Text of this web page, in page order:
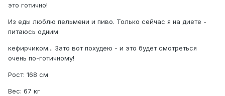
это готично!
Из еды люблю пельмени и пиво. Только сейчас я на диете -
питаюсь одним
кефирчиком... Зато вот похудею - и это будет смотреться
очень по-готичному!
Рост: 168 см
Вес: 67 кг